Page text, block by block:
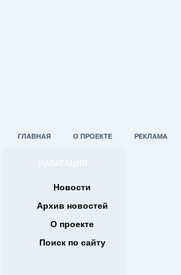
ГЛАВНАЯ О ПРОЕКТЕ РЕКЛАМА
НАВИГАЦИЯ
Новости
Архив новостей
О проекте
Поиск по сайту